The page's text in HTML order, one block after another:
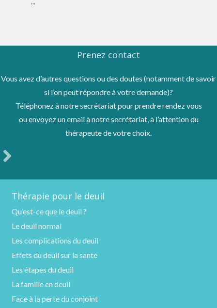
...
Prenez contact
Vous avez d’autres questions ou des doutes (notamment de savoir
si l’on peut répondre à votre demande)?
Téléphonez à notre secrétariat pour prendre rendez vous
ou envoyez un email à notre secrétariat, à l’attention du
thérapeute de votre choix.
Thérapie pour le deuil
Qu’est-ce que le deuil ?
Le deuil normal
Les complications du deuil
Effets du deuil sur la santé
Les étapes du deuil
La famille en deuil
Face à la perte du conjoint